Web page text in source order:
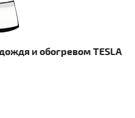
и обогревом TESLA